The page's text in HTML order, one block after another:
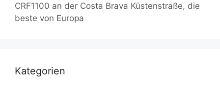
CRF1100 an der Costa Brava Küstenstraße, die
beste von Europa
Kategorien